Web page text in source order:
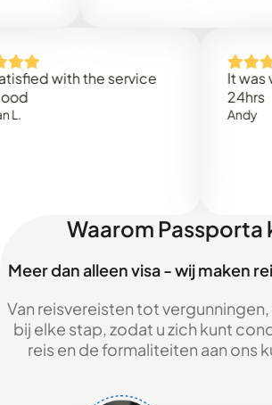
with the service
It was very
Waarom Passporta
Meer dan alleen visa - wij maken
Van reisvereisten tot
bij elke stap, zodat u zich kunt
reis en de formaliteiten aan ons